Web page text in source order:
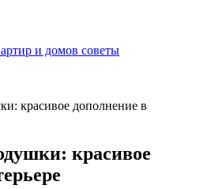
и домов советы
красивое дополнение в
красивое